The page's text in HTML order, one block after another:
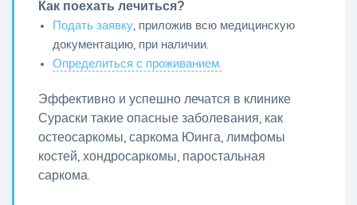
Как поехать лечиться?
Подать заявку, приложив всю медицинскую
документацию, при наличии.
Определиться с проживанием.
Эффективно и успешно лечатся в клинике
Сураски такие опасные заболевания, как
остеосаркомы, саркома Юинга, лимфомы
костей, хондросаркомы, паростальная
саркома.